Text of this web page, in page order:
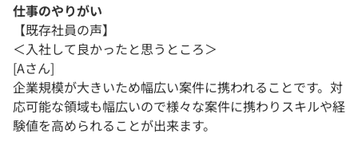
仕事のやりがい
【既存社員の声】
＜入社して良かったと思うところ＞
[Aさん]
企業規模が大きいため幅広い案件に携われることです。対
応可能な領域も幅広いので様々な案件に携わりスキルや経
験値を高められることが出来ます。